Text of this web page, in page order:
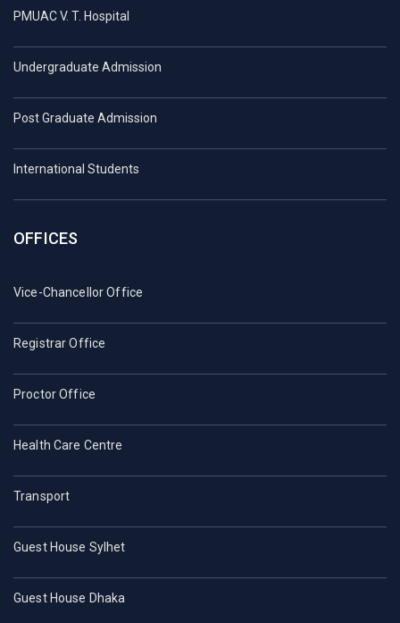
PMUAC V. T. Hospital
Undergraduate Admission
Post Graduate Admission
International Students
OFFICES
Vice-Chancellor Office
Registrar Office
Proctor Office
Health Care Centre
Transport
Guest House Sylhet
Guest House Dhaka